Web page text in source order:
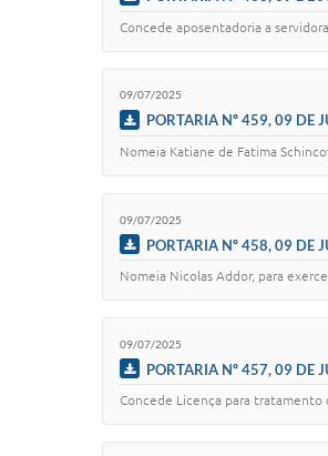
Concede aposentadoria a
09/07/2025
PORTARIA Nº 459, 09 DE
Nomeia Katiane de Fatima
09/07/2025
PORTARIA Nº 458, 09 DE
Nomeia Nicolas Addor, para
09/07/2025
PORTARIA Nº 457, 09 DE
Concede Licença para tratamento